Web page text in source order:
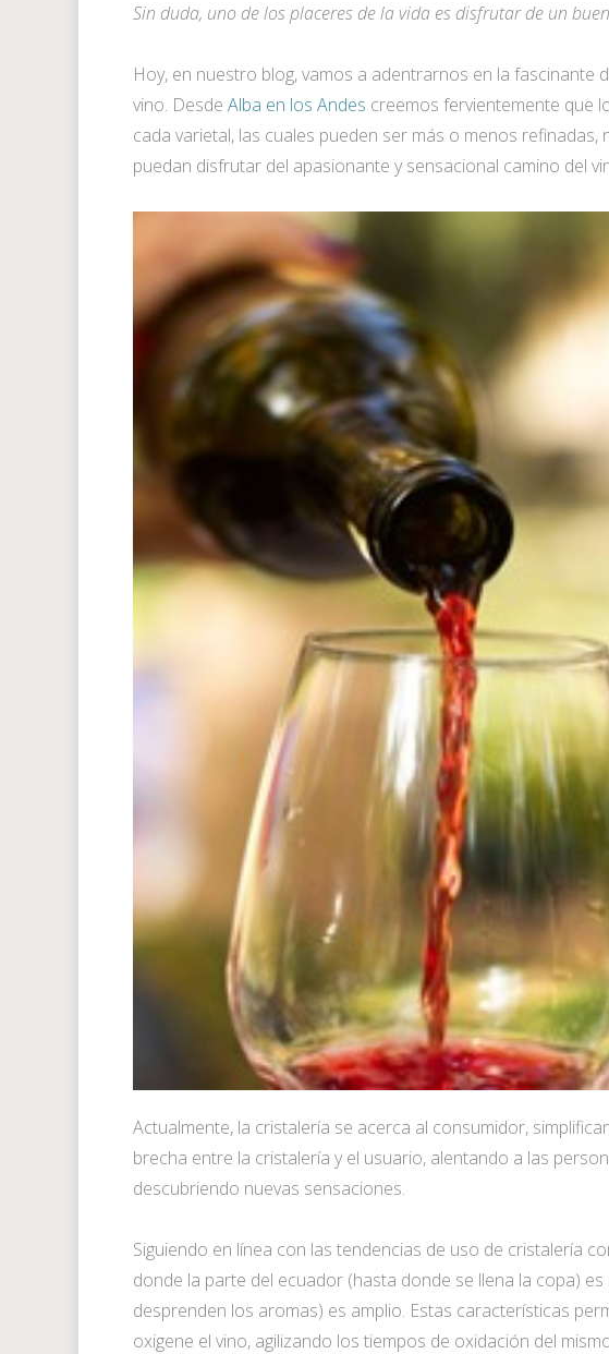
Sin duda, uno de los placeres de la vida es disfrutar de un
Hoy, en nuestro blog, vamos a adentrarnos en la
vino. Desde Alba en los Andes creemos fervientemente que
cada varietal, las cuales pueden ser más o menos
puedan disfrutar del apasionante y sensacional camino del
Actualmente, la cristalería se acerca al consumidor,
brecha entre la cristalería y el usuario, alentando a las
descubriendo nuevas sensaciones.
Siguiendo en línea con las tendencias de uso de cristalería
donde la parte del ecuador (hasta donde se llena la copa)
desprenden los aromas) es amplio. Estas características
oxigene el vino, agilizando los tiempos de oxidación del